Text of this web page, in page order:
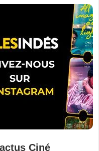
Ciné